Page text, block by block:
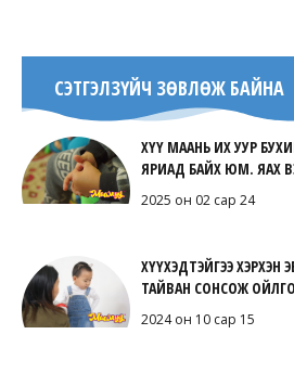
СЭТГЭЛЗҮЙЧ ЗӨВЛӨЖ БАЙНА
ХҮҮ МААНЬ ИХ УУР
ЯРИАД БАЙХ ЮМ. ЯАХ
2025 он 02 сар 24
ХҮҮХЭДТЭЙГЭЭ ХЭРХЭН
ТАЙВАН СОНСОЖ
2024 он 10 сар 15